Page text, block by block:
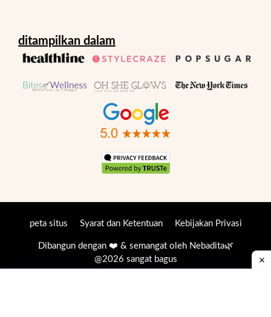
ditampilkan dalam
peta situs Syarat dan Ketentuan Kebijakan Privasi
Dibangun dengan ❤️ & semangat oleh Nebadita🌿
@2026 sangat bagus